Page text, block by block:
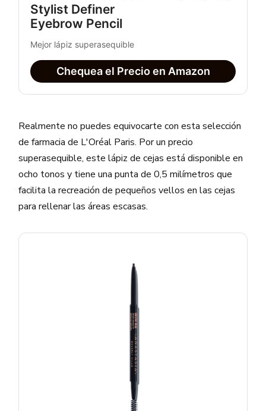
Stylist Definer
Eyebrow Pencil
Mejor lápiz superasequible
Chequea el Precio en Amazon
Realmente no puedes equivocarte con esta selección
de farmacia de L'Oréal Paris. Por un precio
superasequible, este lápiz de cejas está disponible en
ocho tonos y tiene una punta de 0,5 milímetros que
facilita la recreación de pequeños vellos en las cejas
para rellenar las áreas escasas.